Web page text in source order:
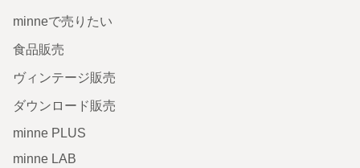
minneで売りたい
食品販売
ヴィンテージ販売
ダウンロード販売
minne PLUS
minne LAB